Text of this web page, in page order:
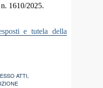
1610/2025.
e tutela della
ATTI,